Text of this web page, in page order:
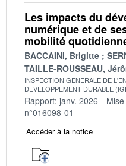
Les impacts du
numérique et de
mobilité
BACCAINI, Brigitte
TAILLE-ROUSSEAU,
INSPECTION GENERALE DE
DEVELOPPEMENT DURABLE
Rapport: janv. 2026
n°016098-01
Accéder à la notice